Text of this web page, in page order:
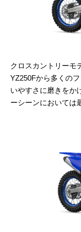
クロスカントリーモ
YZ250Fから多くの
いやすさに磨きをか
ーシーンにおいては